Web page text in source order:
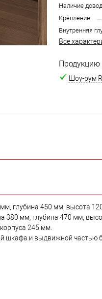
Наличие
Крепление
Внутренняя
Все
Шоу-рум
глубина 450 мм, высота
380 мм, глубина 470 мм,
245 мм.
шкафа и выдвижной частью